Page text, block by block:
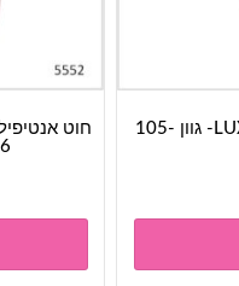
חוט כותנה- לוקסור LUXOR- גוון 105-